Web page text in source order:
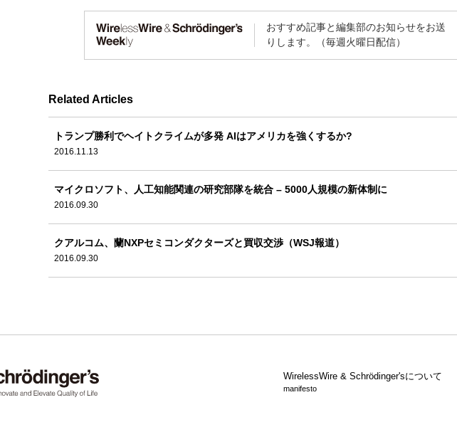
おすすめ記事と編集部のお知らせをお送
りします。（毎週火曜日配信）
Related Articles
トランプ勝利でヘイトクライムが多発 AIはアメリカを強くするか?
2016.11.13
マイクロソフト、人工知能関連の研究部隊を統合 – 5000人規模の新体制に
2016.09.30
クアルコム、蘭NXPセミコンダクターズと買収交渉（WSJ報道）
2016.09.30
WirelessWire & Schrödinger'sについて
manifesto